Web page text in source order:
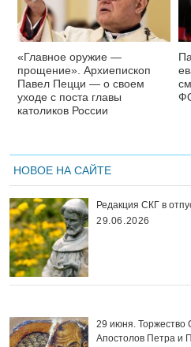
«Главное оружие —
прощение». Архиепископ
Павел Пецци — о своем
уходе с поста главы
католиков России
НОВОЕ НА САЙТЕ
Редакция СКГ в
29.06.2026
29 июня. Торжество
Апостолов Петра и